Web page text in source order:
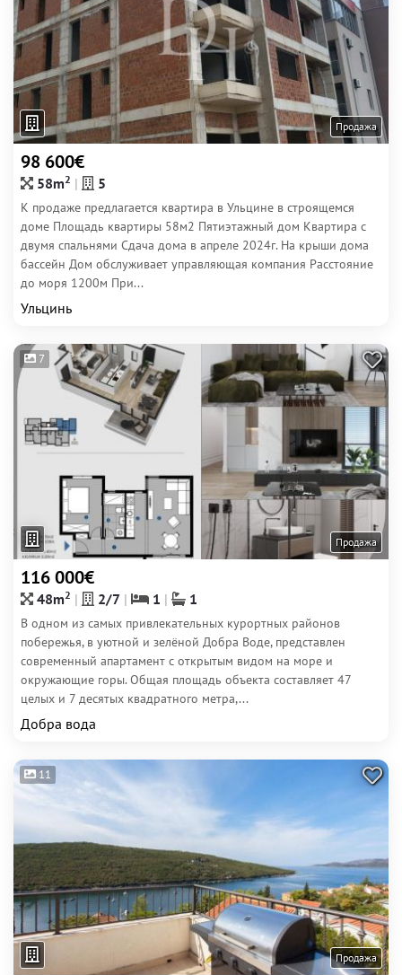
Продажа
98 600€
58m2 5
К продаже предлагается квартира в Ульцине в строящемся
доме Площадь квартиры 58м2 Пятиэтажный дом Квартира с
двумя спальнями Сдача дома в апреле 2024г. На крыши дома
бассейн Дом обслуживает управляющая компания Расстояние
до моря 1200м При...
Ульцинь
7
Продажа
116 000€
48m2 2/7 1 1
В одном из самых привлекательных курортных районов
побережья, в уютной и зелёной Добра Воде, представлен
современный апартамент с открытым видом на море и
окружающие горы. Общая площадь объекта составляет 47
целых и 7 десятых квадратного метра,...
Добра вода
11
Продажа